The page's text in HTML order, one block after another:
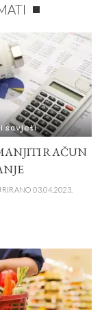
savjeti
RAČUN
03.04.2023.